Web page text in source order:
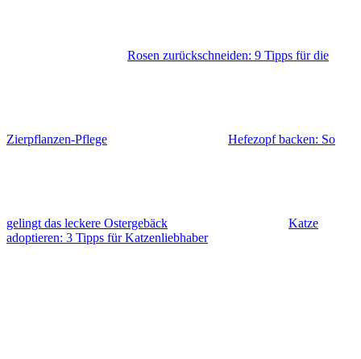
Rosen zurückschneiden: 9 Tipps für die
Zierpflanzen-Pflege Hefezopf backen: So
gelingt das leckere Ostergebäck
Katze
adoptieren: 3 Tipps für Katzenliebhaber